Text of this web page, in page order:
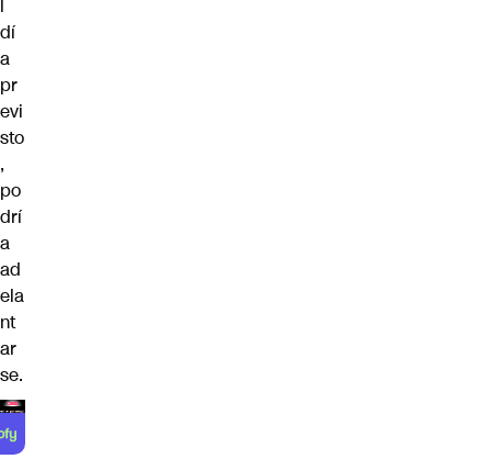
l
dí
a
pr
evi
sto
,
po
drí
a
ad
ela
nt
ar
se.